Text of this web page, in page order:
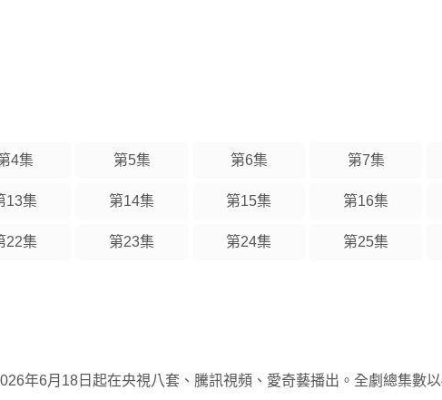
4集 第5集 第6集 第7集
13集 第14集 第15集 第16集
22集 第23集 第24集 第25集
年6月18日起在央視八套、騰訊視頻、愛奇藝播出。全劇總集數